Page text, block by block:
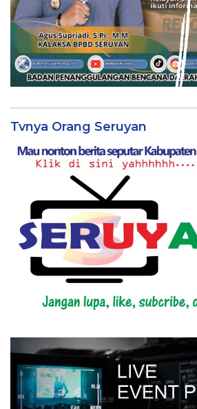
Tvnya Orang Seruyan